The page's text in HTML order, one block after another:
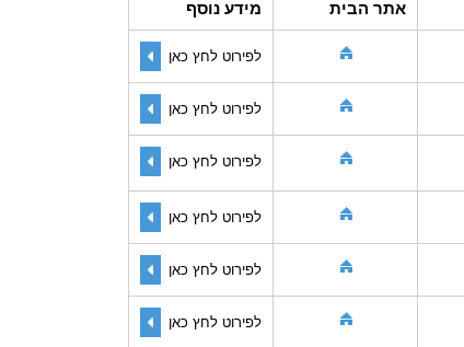
אתר הבית מידע נוסף
לפירוט לחץ כאן
לפירוט לחץ כאן
לפירוט לחץ כאן
לפירוט לחץ כאן
לפירוט לחץ כאן
לפירוט לחץ כאן